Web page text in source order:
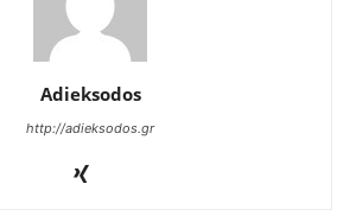
Adieksodos
http://adieksodos.gr